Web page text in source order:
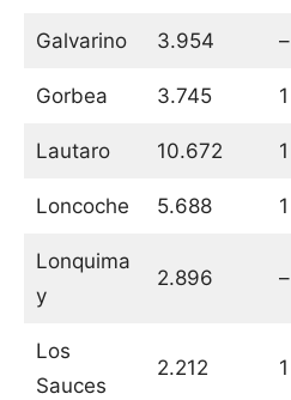
Galvarino 3.954 –
Gorbea 3.745 1
Lautaro 10.672 1
Loncoche 5.688 1
Lonquima
y
2.896 –
Los
Sauces
2.212 1